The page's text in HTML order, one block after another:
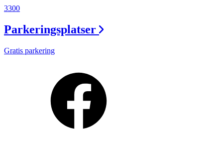
3300
Parkeringsplatser
Gratis parkering